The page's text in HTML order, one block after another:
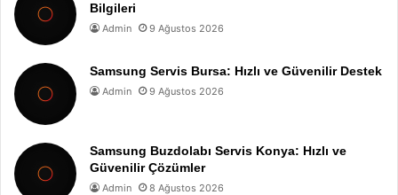
Bilgileri
Admin 9 Ağustos 2026
Samsung Servis Bursa: Hızlı ve Güvenilir Destek
Admin 9 Ağustos 2026
Samsung Buzdolabı Servis Konya: Hızlı ve
Güvenilir Çözümler
Admin 8 Ağustos 2026